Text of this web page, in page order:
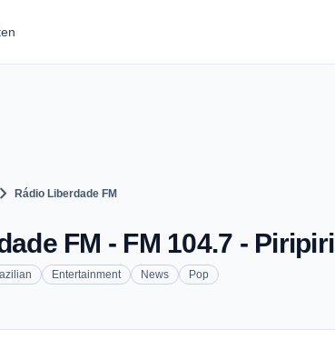
chevron_right Rádio Liberdade FM
FM - FM 104.7 - Piripiri
Entertainment News Pop